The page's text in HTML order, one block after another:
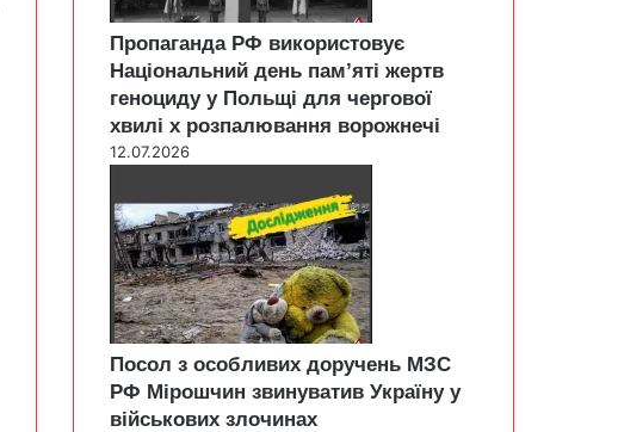
Пропаганда РФ використовує
Національний день пам’яті жертв
геноциду у Польщі для чергової
хвилі х розпалювання ворожнечі
12.07.2026
Посол з особливих доручень МЗС
РФ Мірошчин звинуватив Україну у
військових злочинах